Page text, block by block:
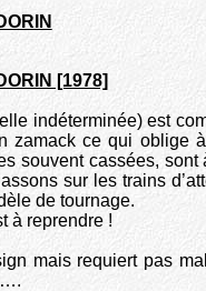
[1978]
indéterminée) est
zamack ce qui oblige
souvent cassées, sont
sur les trains
de tournage.
à reprendre !
mais requiert pas
….